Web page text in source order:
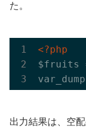
た。
<?php
$fruits
出力結果は、空